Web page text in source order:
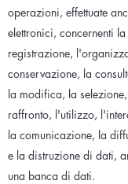
operazioni, effettuate
elettronici, concernenti
registrazione,
conservazione, la
la modifica, la
raffronto, l'utilizzo,
la comunicazione, la
e la distruzione di dati,
una banca di dati.